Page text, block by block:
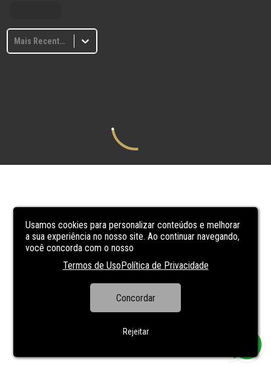
Usamos cookies para personalizar conteúdos e melhorar
a sua experiência no nosso site. Ao continuar navegando,
você concorda com o nosso
Termos de UsoPolítica de Privacidade
Concordar
Rejeitar
Mais Recentes